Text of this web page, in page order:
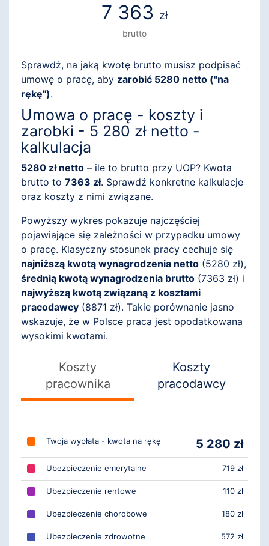
7 363 zł
brutto
Sprawdź, na jaką kwotę brutto musisz podpisać
umowę o pracę, aby zarobić 5280 netto ("na
rękę").
Umowa o pracę - koszty i
zarobki - 5 280 zł netto -
kalkulacja
5280 zł netto – ile to brutto przy UOP? Kwota
brutto to 7363 zł. Sprawdź konkretne kalkulacje
oraz koszty z nimi związane.
Powyższy wykres pokazuje najczęściej
pojawiające się zależności w przypadku umowy
o pracę. Klasyczny stosunek pracy cechuje się
najniższą kwotą wynagrodzenia netto (5280 zł),
średnią kwotą wynagrodzenia brutto (7363 zł) i
najwyższą kwotą związaną z kosztami
pracodawcy (8871 zł). Takie porównanie jasno
wskazuje, że w Polsce praca jest opodatkowana
wysokimi kwotami.
Koszty
pracownika
Koszty
pracodawcy
Twoja wypłata - kwota na rękę 5 280 zł
Ubezpieczenie emerytalne 719 zł
Ubezpieczenie rentowe 110 zł
Ubezpieczenie chorobowe 180 zł
Ubezpieczenie zdrowotne 572 zł